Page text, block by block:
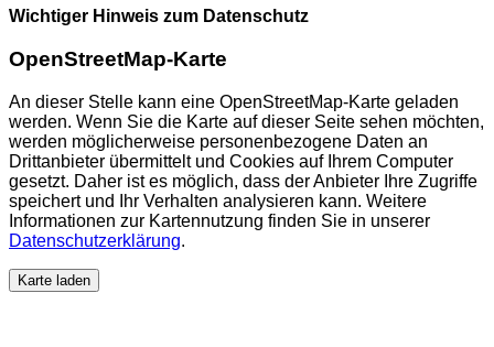
Wichtiger Hinweis zum Datenschutz
OpenStreetMap-Karte
An dieser Stelle kann eine OpenStreetMap-Karte geladen
werden. Wenn Sie die Karte auf dieser Seite sehen möchten,
werden möglicherweise personenbezogene Daten an
Drittanbieter übermittelt und Cookies auf Ihrem Computer
gesetzt. Daher ist es möglich, dass der Anbieter Ihre Zugriffe
speichert und Ihr Verhalten analysieren kann. Weitere
Informationen zur Kartennutzung finden Sie in unserer
Datenschutzerklärung.
Karte laden